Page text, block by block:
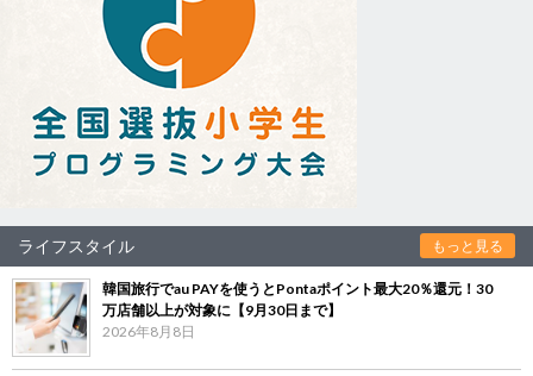
ライフスタイル もっと見る
韓国旅行でau PAYを使うとPontaポイント最大20％還元！30
万店舗以上が対象に【9月30日まで】
2026年8月8日